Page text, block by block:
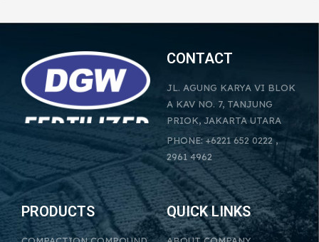
CONTACT
JL. AGUNG KARYA VI BLOK
A KAV NO. 7, TANJUNG
PRIOK, JAKARTA UTARA
PHONE: +6221 652 0222 ,
2961 4962
PRODUCTS QUICK LINKS